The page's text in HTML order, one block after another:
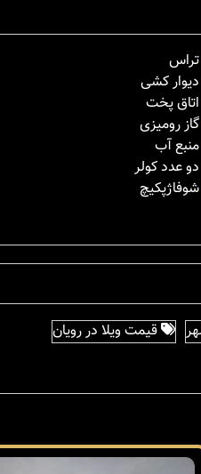
تراس
دیوار کشی
اتاق پخت
گاز رومیزی
منبع آب
دو عدد کولر
شوفاژپکیچ
قیمت ویلا در رویان